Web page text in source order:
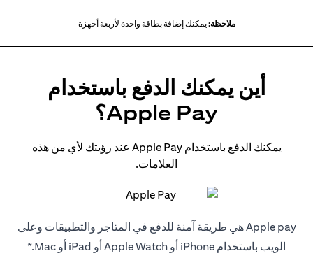
ملاحظة:يمكنك إضافة بطاقة واحدة لأربعة أجهزة
أين يمكنك الدفع باستخدام
Apple Pay؟
يمكنك الدفع باستخدام Apple Pay عند رؤيتك لأي من هذه
العلامات.
Apple pay هي طريقة آمنة للدفع في المتاجر والتطبيقات وعلى
الويب باستخدام iPhone أو Apple Watch أو iPad أو Mac.*